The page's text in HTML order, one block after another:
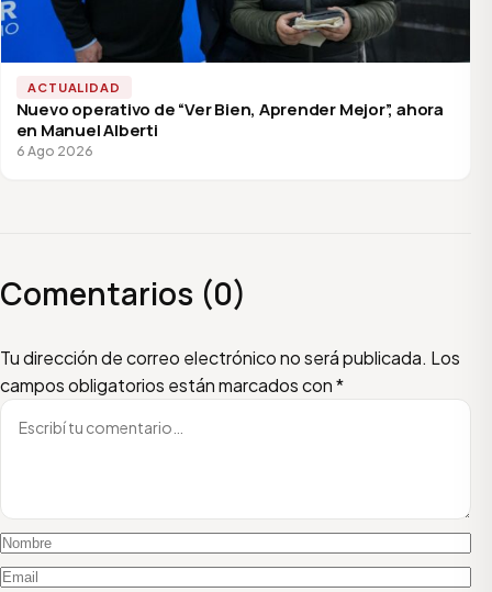
ACTUALIDAD
Nuevo operativo de “Ver Bien, Aprender Mejor”, ahora
en Manuel Alberti
6 Ago 2026
Comentarios (0)
Tu dirección de correo electrónico no será publicada. Los
campos obligatorios están marcados con*
Escribí tu comentario
Nombre
Email